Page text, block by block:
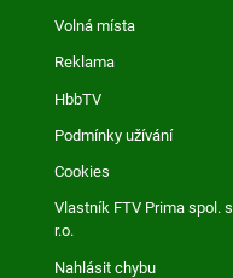
Volná místa
Reklama
HbbTV
Podmínky užívání
Cookies
Vlastník FTV Prima spol. s
r.o.
Nahlásit chybu